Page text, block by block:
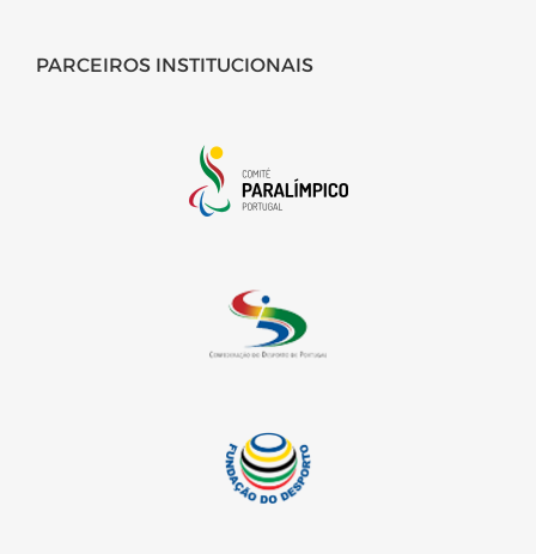
PARCEIROS INSTITUCIONAIS